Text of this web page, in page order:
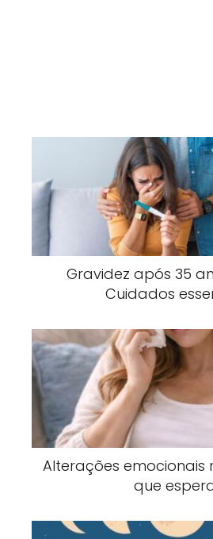
Gravidez após 35
Cuidados
Alterações emocionais
que